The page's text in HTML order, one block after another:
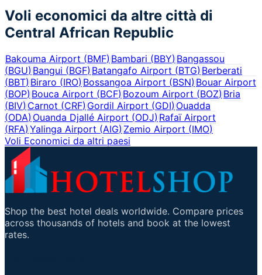
Voli economici da altre città di
Central African Republic
Bakouma Airport (BMF)Bambari (BBY)Bangassou
(BGU)Bangui (BGF) Batangafo Airport (BTG) Berberati
(BBT)Biraro (IRO) Bossangoa Airport (BSN) Bouar Airport
(BOP)Bouca Airport (BCF) Bozoum Airport (BOZ) Bria
(BIV)Carnot (CRF) Gordil Airport (GDI) Ouadda
(ODA)Ouanda Djallé Airport (ODJ) Rafaï Airport
(RFA)Yalinga Airport (AIG) Zemio Airport (IMO)
Voli Economici da altri paesi
Shop the best hotel deals worldwide. Compare prices
across thousands of hotels and book at the lowest
rates.